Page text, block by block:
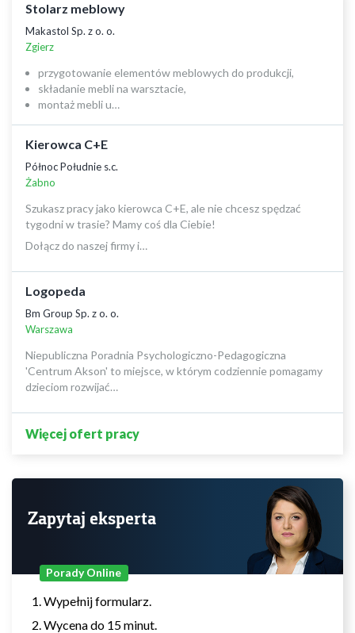
Stolarz meblowy
Makastol Sp. z o. o.
Zgierz
przygotowanie elementów meblowych do produkcji,
składanie mebli na warsztacie,
montaż mebli u…
Kierowca C+E
Północ Południe s.c.
Żabno
Szukasz pracy jako kierowca C+E, ale nie chcesz spędzać
tygodni w trasie? Mamy coś dla Ciebie!
Dołącz do naszej firmy i…
Logopeda
Bm Group Sp. z o. o.
Warszawa
Niepubliczna Poradnia Psychologiczno-Pedagogiczna
'Centrum Akson' to miejsce, w którym codziennie pomagamy
dzieciom rozwijać…
Więcej ofert pracy
Zapytaj eksperta
Porady Online
Wypełnij formularz.
Wycena do 15 minut.